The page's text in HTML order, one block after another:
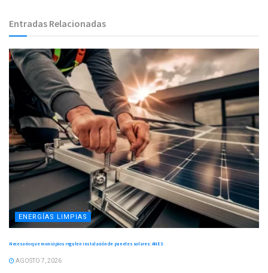
Entradas Relacionadas
ENERGÍAS LIMPIAS
Necesario que municipios regulen instalación de paneles solares: ANES
AGOSTO 7, 2026